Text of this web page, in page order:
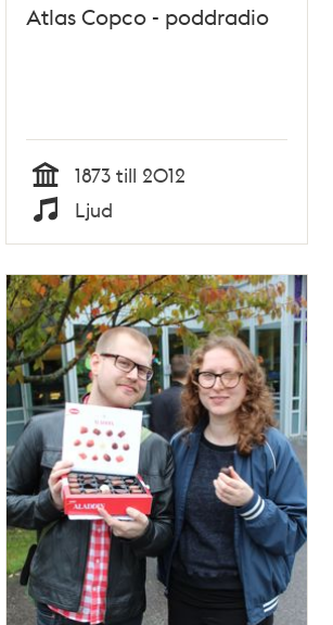
Atlas Copco - poddradio
Tid
1873 till 2012
Typ
Ljud